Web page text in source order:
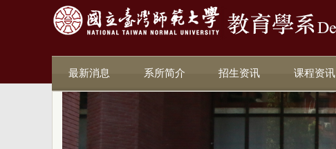
最新消息 系所简介 招生资讯 课程资讯